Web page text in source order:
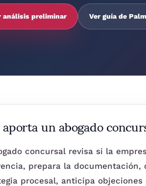
análisis preliminar Ver guía de
un abogado
concursal revisa si la
prepara la documentación,
procesal, anticipa objeciones